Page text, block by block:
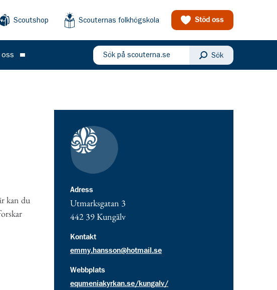
menyScoutshop Scouternas folkhögskola Stöd oss
Öppna meny
Sök på scouterna.se Sök
kan du
Kontaktuppgifter
Adressadress för Equmenia Kungälv
Utmarksgatan 3
442 39Kungälv
Kontaktkontakt information för Equmenia Kungälv
emmy.hansson@hotmail.se
Webbplats
equmeniakyrkan.se/kungalv/